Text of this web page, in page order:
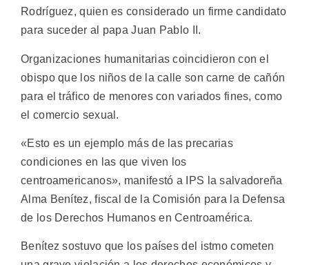
Rodríguez, quien es considerado un firme candidato
para suceder al papa Juan Pablo II.
Organizaciones humanitarias coincidieron con el
obispo que los niños de la calle son carne de cañón
para el tráfico de menores con variados fines, como
el comercio sexual.
«Esto es un ejemplo más de las precarias
condiciones en las que viven los
centroamericanos», manifestó a IPS la salvadoreña
Alma Benítez, fiscal de la Comisión para la Defensa
de los Derechos Humanos en Centroamérica.
Benítez sostuvo que los países del istmo cometen